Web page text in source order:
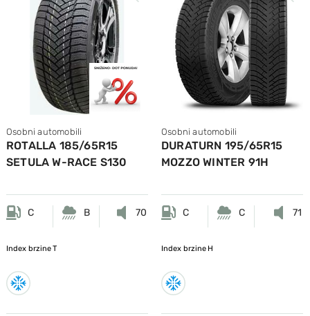
Osobni automobili
ROTALLA 185/65R15
SETULA W-RACE S130
C B 70
Index brzineT
Osobni automobili
DURATURN 195/65R15
MOZZO WINTER 91H
C C 71
Index brzine H